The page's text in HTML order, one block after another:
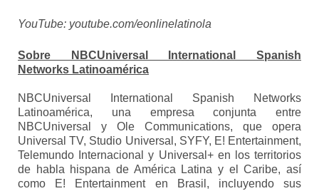
YouTube: youtube.com/eonlinelatinola
Sobre NBCUniversal International Spanish
Networks Latinoamérica
NBCUniversal International Spanish Networks
Latinoamérica, una empresa conjunta entre
NBCUniversal y Ole Communications, que opera
Universal TV, Studio Universal, SYFY, E! Entertainment,
Telemundo Internacional y Universal+ en los territorios
de habla hispana de América Latina y el Caribe, así
como E! Entertainment en Brasil, incluyendo sus